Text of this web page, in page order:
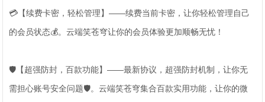
💳【续费卡密，轻松管理】——续费当前卡密，让你轻松管理自己
的会员状态💰。云端笑苍穹让你的会员体验更加顺畅无忧！
🛡️【超强防封，百款功能】——最新协议，超强防封机制，让你无
需担心账号安全问题🛡️。云端笑苍穹集合百款实用功能，让你的微